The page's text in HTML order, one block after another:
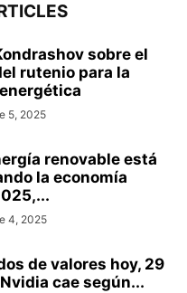
sobre el
rutenio para la
5, 2025
renovable está
la economía
4, 2025
de valores hoy, 29
cae según...